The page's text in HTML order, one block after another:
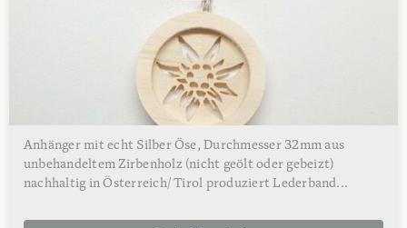
Anhänger mit echt Silber Öse, Durchmesser 32mm aus
unbehandeltem Zirbenholz (nicht geölt oder gebeizt)
nachhaltig in Österreich/ Tirol produziert Lederband...